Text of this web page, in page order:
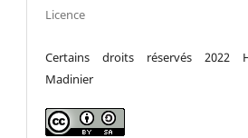
Licence
Certains droits réservés 2022
Madinier